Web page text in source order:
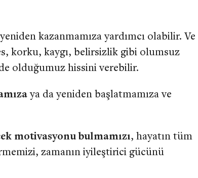
yeniden kazanmamıza yardımcı olabilir. Ve
korku, kaygı, belirsizlik gibi olumsuz
olduğumuz hissini verebilir.
ya da yeniden başlatmamıza ve
motivasyonu bulmamızı, hayatın tüm
zamanın iyileştirici gücünü